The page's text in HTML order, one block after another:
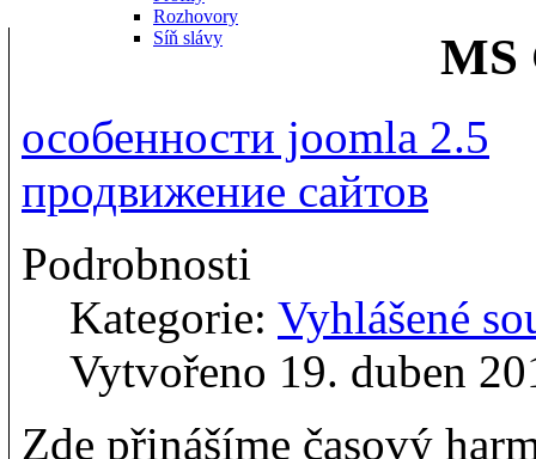
Rozhovory
Síň slávy
MS
особенности joomla 2.5
продвижение сайтов
Podrobnosti
Kategorie: Vyhlášené
Vytvořeno 19. duben
Zde přinášíme časový